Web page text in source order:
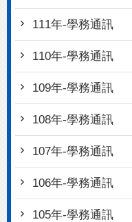
111年-學務通訊
110年-學務通訊
109年-學務通訊
108年-學務通訊
107年-學務通訊
106年-學務通訊
105年-學務通訊